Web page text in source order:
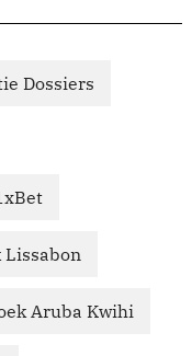
Dossiers
Lissabon
Aruba Kwihi